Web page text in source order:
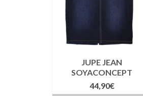
JUPE JEAN
SOYACONCEPT
44,90€